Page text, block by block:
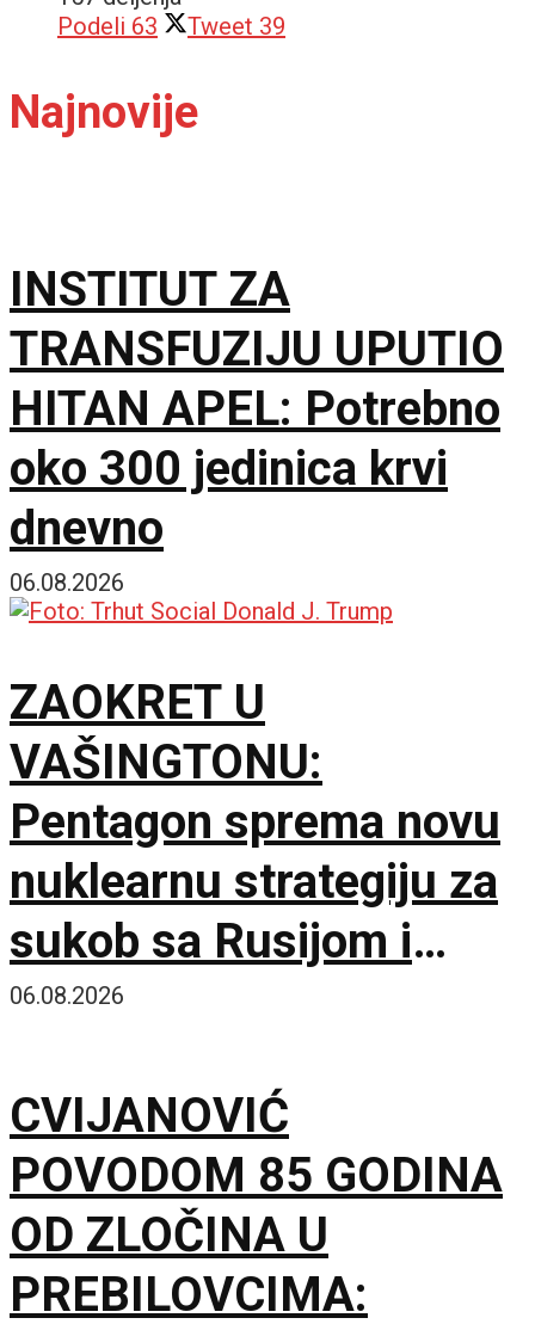
Podeli 63 Tweet 39
Najnovije
INSTITUT ZA
TRANSFUZIJU UPUTIO
HITAN APEL: Potrebno
oko 300 jedinica krvi
dnevno
06.08.2026
ZAOKRET U
VAŠINGTONU:
Pentagon sprema novu
nuklearnu strategiju za
sukob sa Rusijom i
Kinom
06.08.2026
CVIJANOVIĆ
POVODOM 85 GODINA
OD ZLOČINA U
PREBILOVCIMA: